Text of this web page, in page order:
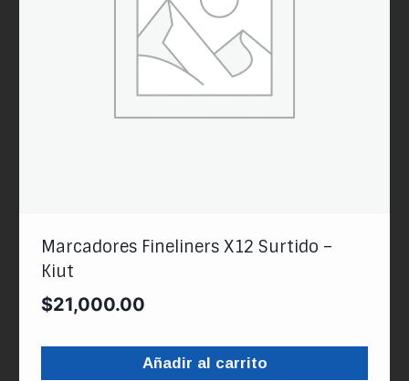
Marcadores Fineliners X12 Surtido –
Kiut
$21,000.00
Añadir al carrito